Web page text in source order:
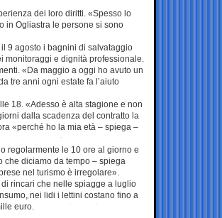
dei loro diritti. «Spesso lo
in Ogliastra le persone si sono
9 agosto i bagnini di salvataggio
monitoraggi e dignità professionale.
«Da maggio a oggi ho avuto un
tre anni ogni estate fa l’aiuto
18. «Adesso è alta stagione e non
dalla scadenza del contratto la
«perché ho la mia età – spiega –
regolarmente le 10 ore al giorno e
che diciamo da tempo – spiega
nel turismo è irregolare».
rincari che nelle spiagge a luglio
nei lidi i lettini costano fino a
euro.